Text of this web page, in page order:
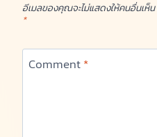
อีเมลของคุณจะไม่แสดงให้คนอื่นเห็น
*
Comment*